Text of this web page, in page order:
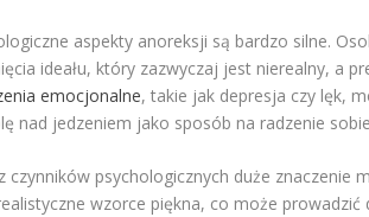
aspekty anoreksji są bardzo silne.
ideału, który zazwyczaj jest nierealny, a
emocjonalne, takie jak depresja czy lęk,
nad jedzeniem jako sposób na radzenie
czynników psychologicznych duże znaczenie
wzorce piękna, co może